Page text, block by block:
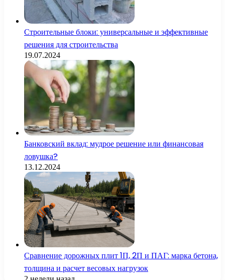
Строительные блоки: универсальные и эффективные
решения для строительства
19.07.2024
Банковский вклад: мудрое решение или финансовая
ловушка?
13.12.2024
Сравнение дорожных плит 1П, 2П и ПАГ: марка бетона,
толщина и расчет весовых нагрузок